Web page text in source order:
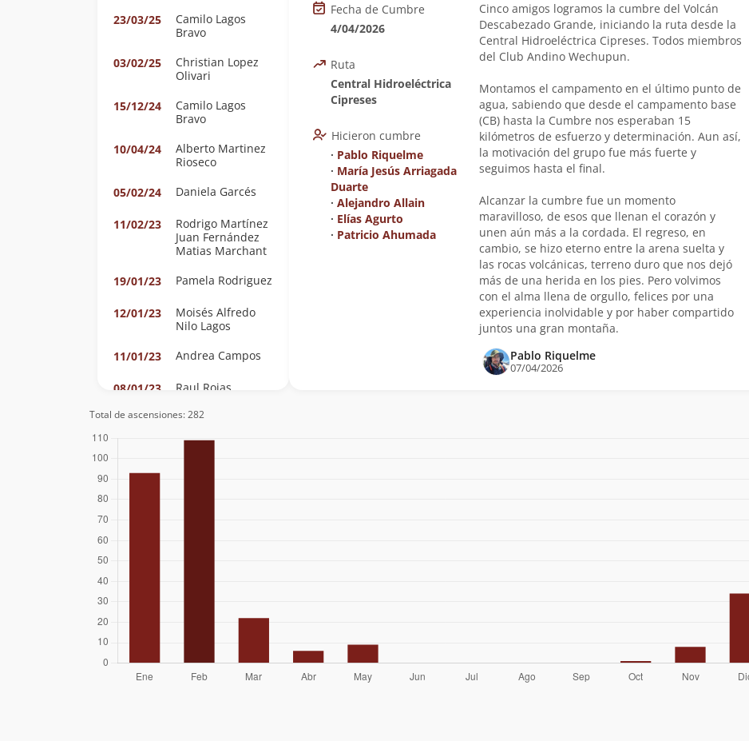
23/03/25
Camilo Lagos
Bravo
03/02/25
Christian Lopez
Olivari
15/12/24
Camilo Lagos
Bravo
10/04/24
Alberto Martinez
Rioseco
05/02/24
Daniela Garcés
11/02/23
Rodrigo Martínez
Juan Fernández
Matias Marchant
19/01/23
Pamela Rodriguez
12/01/23
Moisés Alfredo
Nilo Lagos
11/01/23
Andrea Campos
08/01/23 Raul Rojas
25/02/22
Pablo Riquelme
Arias
Fecha de Cumbre
4/04/2026
Ruta
Central Hidroeléctrica
Cipreses
Hicieron cumbre
∙ Pablo Riquelme
∙ María Jesús Arriagada
Duarte
∙ Alejandro Allain
∙ Elías Agurto
∙ Patricio Ahumada
Cinco amigos logramos la cumbre del Volcán
Descabezado Grande, iniciando la ruta desde la
Central Hidroeléctrica Cipreses. Todos miembros
del Club Andino Wechupun.
Montamos el campamento en el último punto de
agua, sabiendo que desde el campamento base
(CB) hasta la Cumbre nos esperaban 15
kilómetros de esfuerzo y determinación. Aun así,
la motivación del grupo fue más fuerte y
seguimos hasta el final.
Alcanzar la cumbre fue un momento
maravilloso, de esos que llenan el corazón y
unen aún más a la cordada. El regreso, en
cambio, se hizo eterno entre la arena suelta y
las rocas volcánicas, terreno duro que nos dejó
más de una herida en los pies. Pero volvimos
con el alma llena de orgullo, felices por una
experiencia inolvidable y por haber compartido
juntos una gran montaña.
Pablo Riquelme
07/04/2026
Total de ascensiones: 282